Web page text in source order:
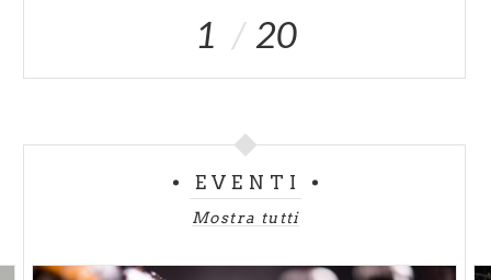
1 20
EVENTI
Mostra tutti